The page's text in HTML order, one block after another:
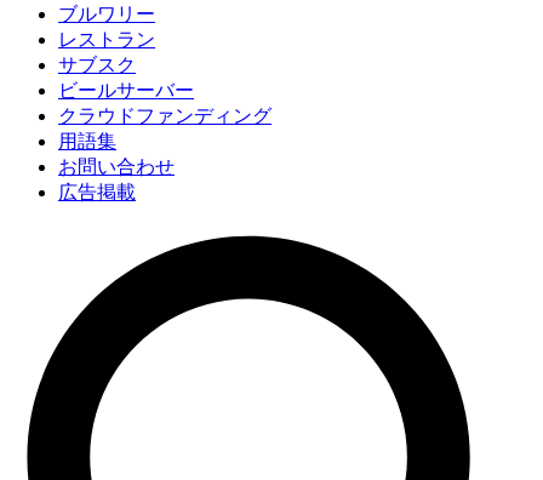
ブルワリー
レストラン
サブスク
ビールサーバー
クラウドファンディング
用語集
お問い合わせ
広告掲載